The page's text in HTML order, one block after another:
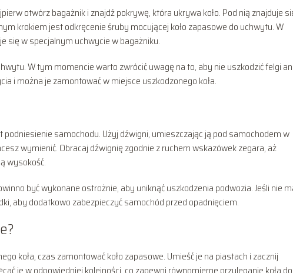
otwórz bagażnik i znajdź pokrywę, która ukrywa koło. Pod nią znajduje
krokiem jest odkręcenie śruby mocującej koło zapasowe do uchwytu. W
się w specjalnym uchwycie w bagażniku.
W tym momencie warto zwrócić uwagę na to, aby nie uszkodzić felgi ani
i można je zamontować w miejsce uszkodzonego koła.
samochodu. Użyj dźwigni, umieszczając ją pod samochodem w
wymienić. Obracaj dźwignię zgodnie z ruchem wskazówek zegara, aż
wysokość.
być wykonane ostrożnie, aby uniknąć uszkodzenia podwozia. Jeśli nie
aby dodatkowo zabezpieczyć samochód przed opadnięciem.
koła, czas zamontować koło zapasowe. Umieść je na piastach i zacznij